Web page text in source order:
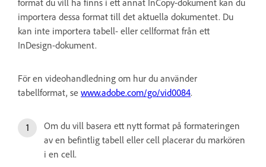
format du vill ha finns i ett annat InCopy-dokument kan du
importera dessa format till det aktuella dokumentet. Du
kan inte importera tabell- eller cellformat från ett
InDesign-dokument.
För en videohandledning om hur du använder
tabellformat, se www.adobe.com/go/vid0084.
Om du vill basera ett nytt format på formateringen
av en befintlig tabell eller cell placerar du markören
i en cell.